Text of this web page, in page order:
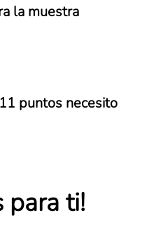
la muestra
puntos necesito
para ti!